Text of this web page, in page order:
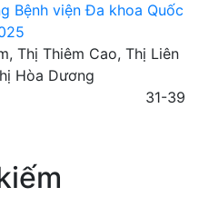
Bệnh viện Đa khoa Quốc
Thị Thiêm Cao, Thị Liên
Hòa Dương
31-39